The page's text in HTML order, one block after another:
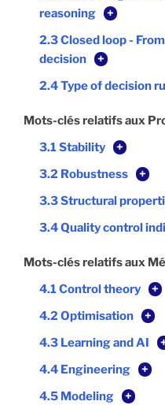
reasoning
+
2.3 Closed loop -
decision
+
2.4 Type of decision
Mots-clés relatifs aux
3.1 Stability
+
3.2 Robustness
+
3.3 Structural
3.4 Quality control
Mots-clés relatifs aux
4.1 Control theory
+
4.2 Optimisation
+
4.3 Learning and AI
4.4 Engineering
+
4.5 Modeling
+